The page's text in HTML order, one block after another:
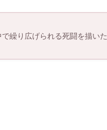
繰り広げられる死闘を描いた